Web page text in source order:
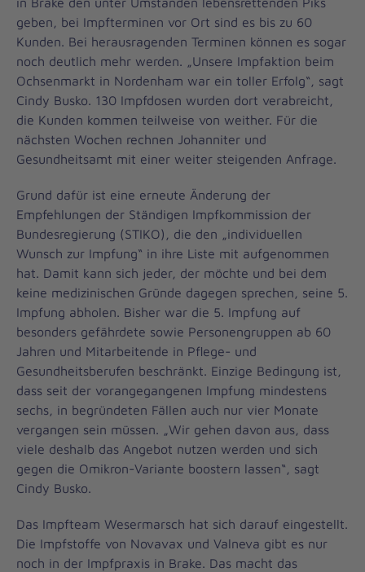
geben, bei Impfterminen vor Ort sind es bis zu 60
Kunden. Bei herausragenden Terminen können es sogar
noch deutlich mehr werden. „Unsere Impfaktion beim
Ochsenmarkt in Nordenham war ein toller Erfolg“, sagt
Cindy Busko. 130 Impfdosen wurden dort verabreicht,
die Kunden kommen teilweise von weither. Für die
nächsten Wochen rechnen Johanniter und
Gesundheitsamt mit einer weiter steigenden Anfrage.
Grund dafür ist eine erneute Änderung der
Empfehlungen der Ständigen Impfkommission der
Bundesregierung (STIKO), die den „individuellen
Wunsch zur Impfung“ in ihre Liste mit aufgenommen
hat. Damit kann sich jeder, der möchte und bei dem
keine medizinischen Gründe dagegen sprechen, seine 5.
Impfung abholen. Bisher war die 5. Impfung auf
besonders gefährdete sowie Personengruppen ab 60
Jahren und Mitarbeitende in Pflege- und
Gesundheitsberufen beschränkt. Einzige Bedingung ist,
dass seit der vorangegangenen Impfung mindestens
sechs, in begründeten Fällen auch nur vier Monate
vergangen sein müssen. „Wir gehen davon aus, dass
viele deshalb das Angebot nutzen werden und sich
gegen die Omikron-Variante boostern lassen“, sagt
Cindy Busko.
Das Impfteam Wesermarsch hat sich darauf eingestellt.
Die Impfstoffe von Novavax und Valneva gibt es nur
noch in der Impfpraxis in Brake. Das macht das